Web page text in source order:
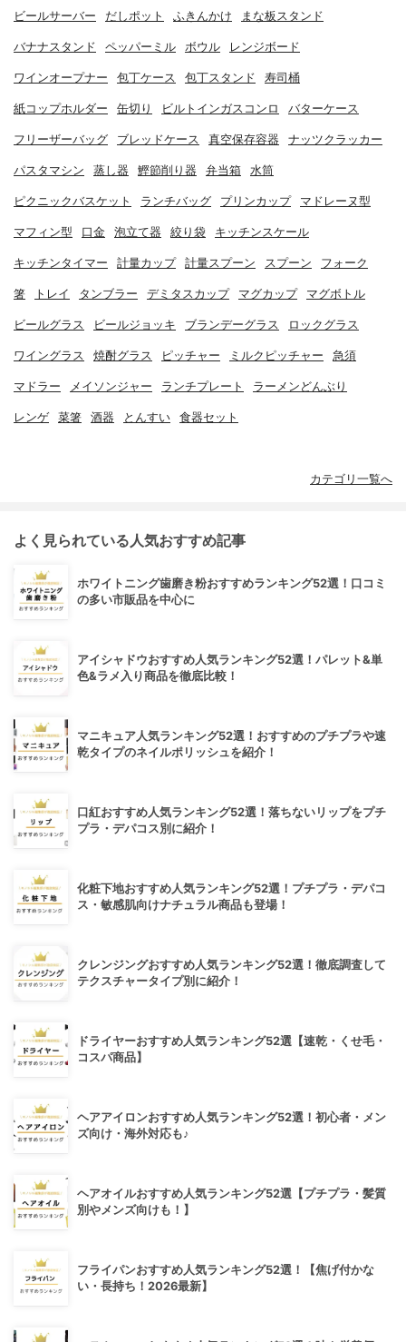
ビールサーバー だしポット ふきんかけ まな板スタンド
バナナスタンド ペッパーミル ボウル レンジボード
ワインオープナー 包丁ケース 包丁スタンド 寿司桶
紙コップホルダー 缶切り ビルトインガスコンロ バターケース
フリーザーバッグ ブレッドケース 真空保存容器 ナッツクラッカー
パスタマシン 蒸し器 鰹節削り器 弁当箱 水筒
ピクニックバスケット ランチバッグ プリンカップ マドレーヌ型
マフィン型 口金 泡立て器 絞り袋 キッチンスケール
キッチンタイマー 計量カップ 計量スプーン スプーン フォーク
箸 トレイ タンブラー デミタスカップ マグカップ マグボトル
ビールグラス ビールジョッキ ブランデーグラス ロックグラス
ワイングラス 焼酎グラス ピッチャー ミルクピッチャー 急須
マドラー メイソンジャー ランチプレート ラーメンどんぶり
レンゲ 菜箸 酒器 とんすい 食器セット
カテゴリ一覧へ
よく見られている人気おすすめ記事
ホワイトニング歯磨き粉おすすめランキング52選！口コミ
の多い市販品を中心に
アイシャドウおすすめ人気ランキング52選！パレット&単
色&ラメ入り商品を徹底比較！
マニキュア人気ランキング52選！おすすめのプチプラや速
乾タイプのネイルポリッシュを紹介！
口紅おすすめ人気ランキング52選！落ちないリップをプチ
プラ・デパコス別に紹介！
化粧下地おすすめ人気ランキング52選！プチプラ・デパコ
ス・敏感肌向けナチュラル商品も登場！
クレンジングおすすめ人気ランキング52選！徹底調査して
テクスチャータイプ別に紹介！
ドライヤーおすすめ人気ランキング52選【速乾・くせ毛・
コスパ商品】
ヘアアイロンおすすめ人気ランキング52選！初心者・メン
ズ向け・海外対応も♪
ヘアオイルおすすめ人気ランキング52選【プチプラ・髪質
別やメンズ向けも！】
フライパンおすすめ人気ランキング52選！【焦げ付かな
い・長持ち！2026最新】